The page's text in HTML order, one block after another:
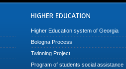
Higher Education system of Georgia
Bologna Process
Twinning Project
Program of students social assistance